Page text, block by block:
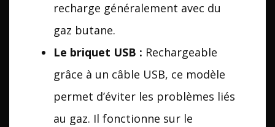
recharge généralement avec du
gaz butane.
Le briquet USB : Rechargeable
grâce à un câble USB, ce modèle
permet d’éviter les problèmes liés
au gaz. Il fonctionne sur le